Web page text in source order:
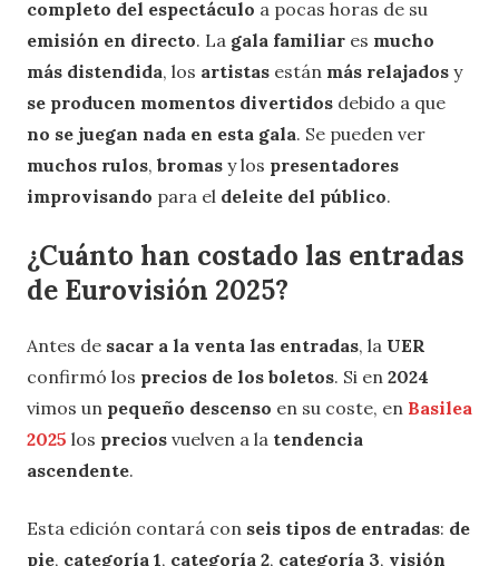
completo del espectáculo a pocas horas de su
emisión en directo. La gala familiar es mucho
más distendida, los artistas están más relajados y
se producen momentos divertidos debido a que
no se juegan nada en esta gala. Se pueden ver
muchos rulos, bromas y los presentadores
improvisando para el deleite del público.
¿Cuánto han costado las entradas
de Eurovisión 2025?
Antes de sacar a la venta las entradas, la UER
confirmó los precios de los boletos. Si en 2024
vimos un pequeño descenso en su coste, en Basilea
2025 los precios vuelven a la tendencia
ascendente.
Esta edición contará con seis tipos de entradas: de
pie, categoría 1, categoría 2, categoría 3, visión